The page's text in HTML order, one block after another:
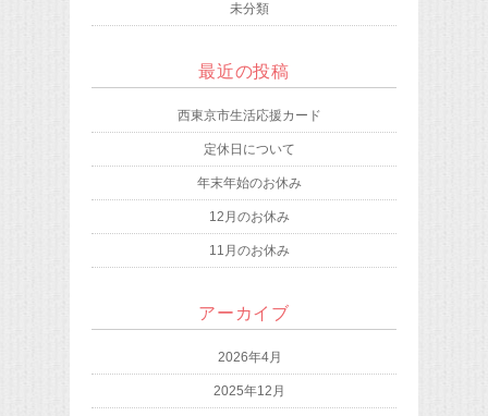
未分類
最近の投稿
西東京市生活応援カード
定休日について
年末年始のお休み
12月のお休み
11月のお休み
アーカイブ
2026年4月
2025年12月